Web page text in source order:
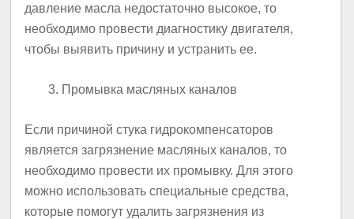
давление масла недостаточно высокое, то
необходимо провести диагностику двигателя,
чтобы выявить причину и устранить ее.
Промывка масляных каналов
Если причиной стука гидрокомпенсаторов
является загрязнение масляных каналов, то
необходимо провести их промывку. Для этого
можно использовать специальные средства,
которые помогут удалить загрязнения из